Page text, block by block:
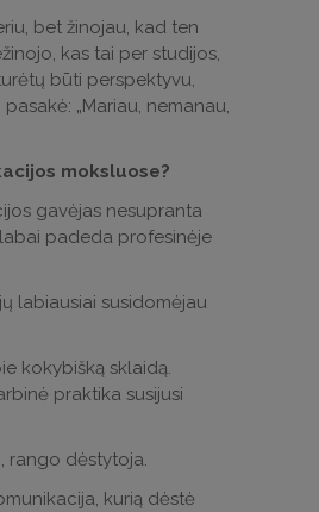
bet žinojau, kad ten
kas tai per studijos,
būti perspektyvu,
„Mariau, nemanau,
moksluose?
gavėjas nesupranta
labai padeda profesinėje
labiausiai susidomėjau
kokybišką sklaidą.
praktika susijusi
rango dėstytoja.
kurią dėstė